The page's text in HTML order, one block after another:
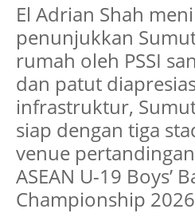
El Adrian Shah
penunjukkan
rumah oleh PSSI
dan patut
infrastruktur,
siap dengan tiga
venue
ASEAN U-19 Boys’
Championship